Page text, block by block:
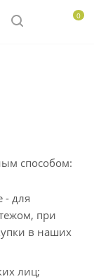
0
способом:
- для
при
в наших
лиц;